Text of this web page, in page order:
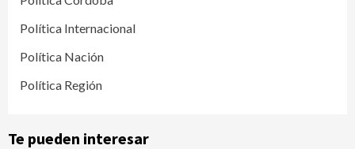
Política Internacional
Política Nación
Política Región
Te pueden interesar